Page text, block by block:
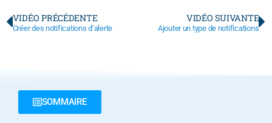
VIDÉO PRÉCÉDENTE
Créer des notifications d’alerte​
VIDÉO SUIVANTE
Ajouter un type de notifications
SOMMAIRE